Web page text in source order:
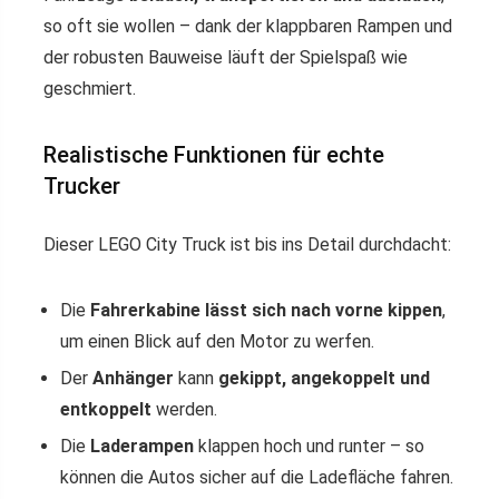
so oft sie wollen – dank der klappbaren Rampen und
der robusten Bauweise läuft der Spielspaß wie
geschmiert.
Realistische Funktionen für echte
Trucker
Dieser LEGO City Truck ist bis ins Detail durchdacht:
Die Fahrerkabine lässt sich nach vorne kippen,
um einen Blick auf den Motor zu werfen.
Der Anhänger kann gekippt, angekoppelt und
entkoppelt werden.
Die Laderampen klappen hoch und runter – so
können die Autos sicher auf die Ladefläche fahren.